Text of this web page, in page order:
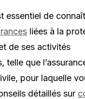
essentiel de
liées à la
de ses activités
telle que
pour laquelle
détaillés sur